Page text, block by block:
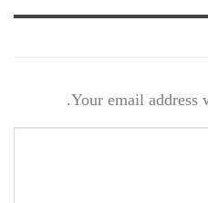
Your email address